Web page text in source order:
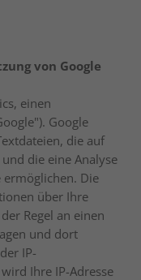
von Google
einen
Google
die auf
die eine Analyse
ermöglichen. Die
über Ihre
Regel an einen
und dort
IP-
Ihre IP-Adresse